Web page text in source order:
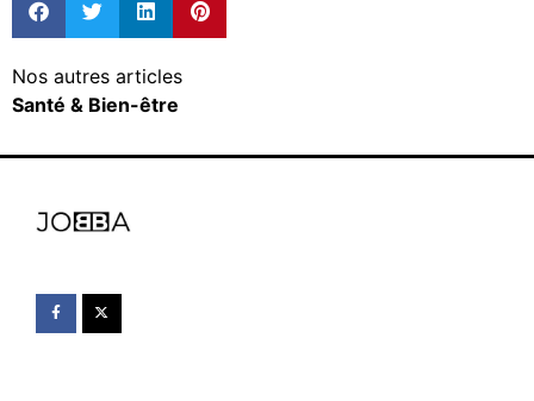
Nos autres articles
Santé & Bien-être